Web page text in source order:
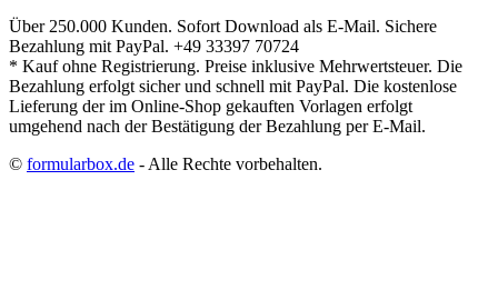
Über 250.000 Kunden. Sofort Download als E-Mail. Sichere
Bezahlung mit PayPal. +49 33397 70724
* Kauf ohne Registrierung. Preise inklusive Mehrwertsteuer. Die
Bezahlung erfolgt sicher und schnell mit PayPal. Die kostenlose
Lieferung der im Online-Shop gekauften Vorlagen erfolgt
umgehend nach der Bestätigung der Bezahlung per E-Mail.
© formularbox.de - Alle Rechte vorbehalten.